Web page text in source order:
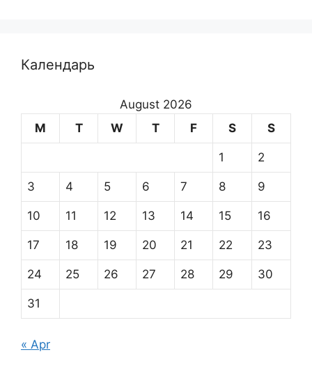
Календарь
August 2026
M
T W T F S S
1 2
3 4 5 6 7 8 9
10 11 12 13 14 15 16
17 18 19 20 21 22 23
24 25 26 27 28 29 30
31
« Apr